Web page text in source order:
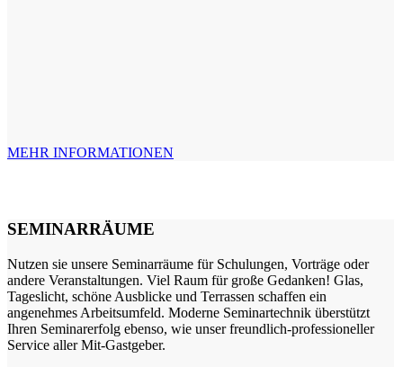
MEHR INFORMATIONEN
SEMINARRÄUME
Nutzen sie unsere Seminarräume für Schulungen, Vorträge oder
andere Veranstaltungen. Viel Raum für große Gedanken! Glas,
Tageslicht, schöne Ausblicke und Terrassen schaffen ein
angenehmes Arbeitsumfeld. Moderne Seminartechnik überstützt
Ihren Seminarerfolg ebenso, wie unser freundlich-professioneller
Service aller Mit-Gastgeber.